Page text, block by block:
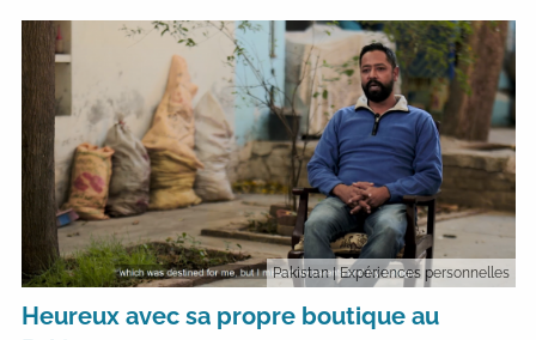
Pakistan| Expériences personnelles
Heureux avec sa propre boutique au